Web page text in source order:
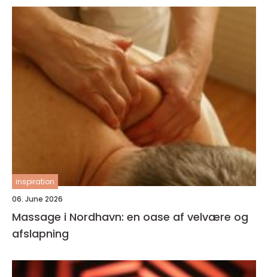
inspiration
06. June 2026
Massage i Nordhavn: en oase af velvære og
afslapning